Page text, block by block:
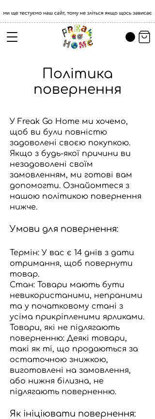
Політика
повернення
У Freak Go Home ми хочемо,
щоб ви були повністю
задоволені своєю покупкою.
Якщо з будь-якої причини ви
незадоволені своїм
замовленням, ми готові вам
допомогти. Ознайомтеся з
нашою політикою повернення
нижче.
Умови для повернення:
Термін: У вас є 14 днів з дати
отримання, щоб повернути
товар.
Стан: Товари мають бути
невикористаними, непраними
та у початковому стані з
усіма прикріпленими ярликами.
Товари, які не підлягають
поверненню: Деякі товари,
такі як ті, що продаються за
остаточною знижкою,
виготовлені на замовлення,
або нижня білизна, не
підлягають поверненню.
Як ініціювати повернення: